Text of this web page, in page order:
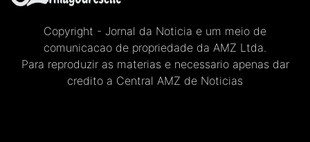
Copyright - Jornal da Noticia e um meio de
comunicacao de propriedade da AMZ Ltda.
Para reproduzir as materias e necessario apenas dar
credito a Central AMZ de Noticias